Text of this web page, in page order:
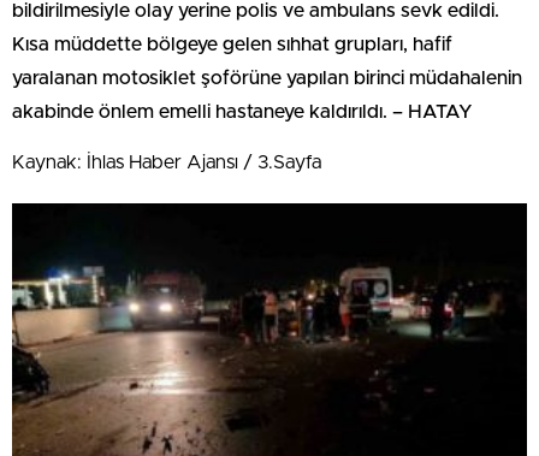
bildirilmesiyle olay yerine polis ve ambulans sevk edildi.
Kısa müddette bölgeye gelen sıhhat grupları, hafif
yaralanan motosiklet şoförüne yapılan birinci müdahalenin
akabinde önlem emelli hastaneye kaldırıldı. – HATAY
Kaynak: İhlas Haber Ajansı / 3.Sayfa